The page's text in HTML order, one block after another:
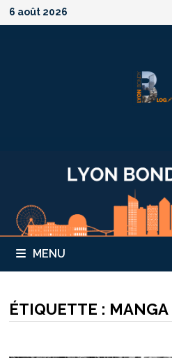
Passer
au
6 août 2026
MENU
ÉTIQUETTE : MANGA